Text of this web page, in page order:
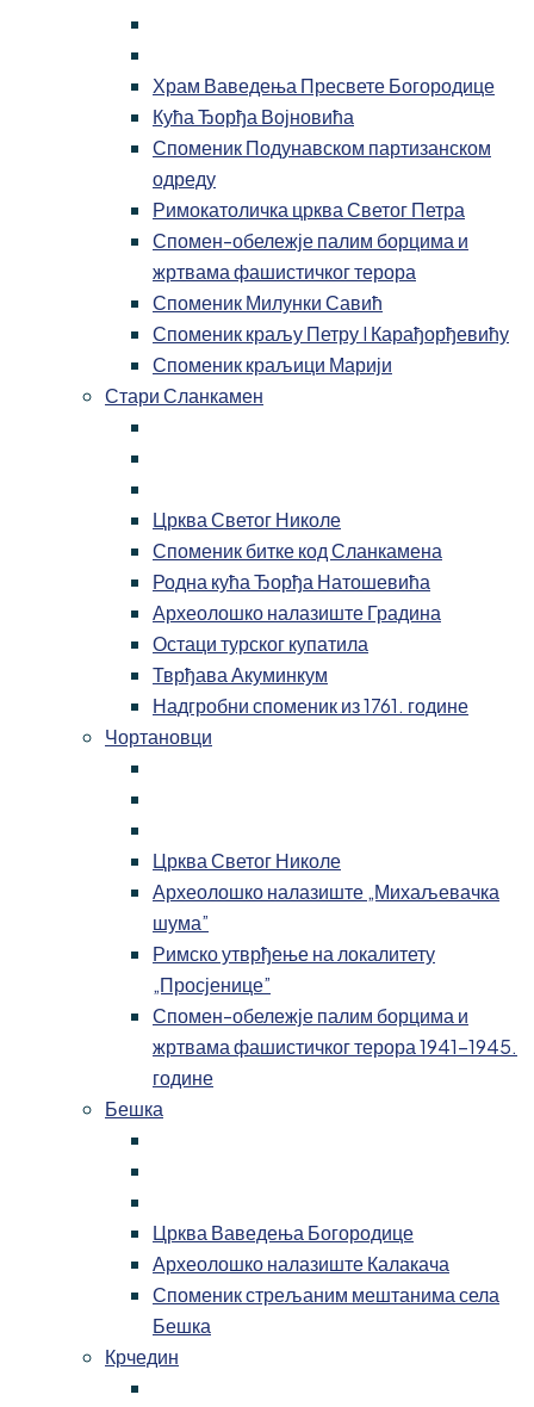
Храм Ваведења Пресвете Богородице
Кућа Ђорђа Војновића
Споменик Подунавском партизанском
одреду
Римокатоличка црква Светог Петра
Спомен-обележје палим борцима и
жртвама фашистичког терора
Споменик Милунки Савић
Споменик краљу Петру I Карађорђевићу
Споменик краљици Марији
Стари Сланкамен
Црква Светог Николе
Споменик битке код Сланкамена
Родна кућа Ђорђа Натошевића
Археолошко налазиште Градина
Остаци турског купатила
Тврђава Акуминкум
Надгробни споменик из 1761. године
Чортановци
Црква Светог Николе
Археолошко налазиште „Михаљевачка
шума”
Римско утврђење на локалитету
„Просјенице”
Спомен-обележје палим борцима и
жртвама фашистичког терора 1941-1945.
године
Бешка
Црква Ваведења Богородице
Археолошко налазиште Калакача
Споменик стрељаним мештанима села
Бешка
Крчедин